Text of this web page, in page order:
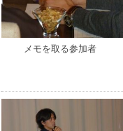
メモを取る参加者